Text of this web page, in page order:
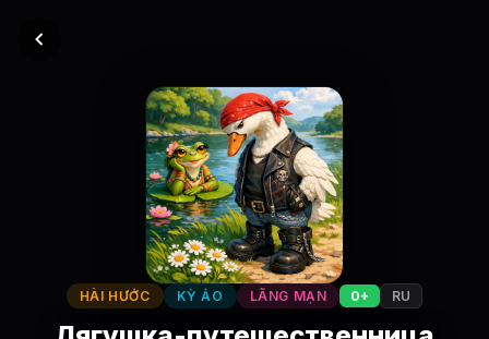
HÀI HƯỚC KỲ ẢO LÃNG MẠN 0+ RU